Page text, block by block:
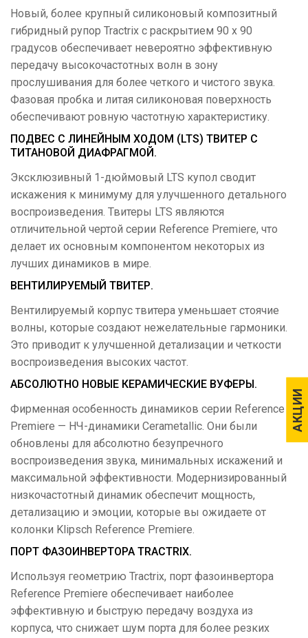
АКЦИИ
АКЦИИ
Новый, более крупный силиконовый композитный
гибридный рупор Tractrix с раскрытием 90 x 90
градусов обеспечивает невероятно эффективную
передачу высокочастотных волн в зону
прослушивания для более четкого и чистого звука.
Фазовая пробка и литая силиконовая поверхность
обеспечивают ровную частотную характеристику.
ПОДВЕС С ЛИНЕЙНЫМ ХОДОМ (LTS) ТВИТЕР С
ТИТАНОВОЙ ДИАФРАГМОЙ.
Эксклюзивный 1-дюймовый LTS купол сводит
искажения к минимуму для улучшенного детального
воспроизведения. Твитеры LTS являются
отличительной чертой серии Reference Premiere, что
делает их основным компонентом некоторых из
лучших динамиков в мире.
ВЕНТИЛИРУЕМЫЙ ТВИТЕР.
Вентилируемый корпус твитера уменьшает стоячие
волны, которые создают нежелательные гармоники.
Это приводит к улучшенной детализации и четкости
воспроизведения высоких частот.
АБСОЛЮТНО НОВЫЕ КЕРАМИЧЕСКИЕ ВУФЕРЫ.
Фирменная особенность динамиков серии Reference
Premiere — НЧ-динамики Cerametallic. Они были
обновлены для абсолютно безупречного
воспроизведения звука, минимальных искажений и
максимальной эффективности. Модернизированный
низкочастотный динамик обеспечит мощность,
детализацию и эмоции, которые вы ожидаете от
колонки Klipsch Reference Premiere.
ПОРТ ФАЗОИНВЕРТОРА TRACTRIX.
Используя геометрию Tractrix, порт фазоинвертора
Reference Premiere обеспечивает наиболее
эффективную и быструю передачу воздуха из
корпуса, что снижает шум порта для более резких